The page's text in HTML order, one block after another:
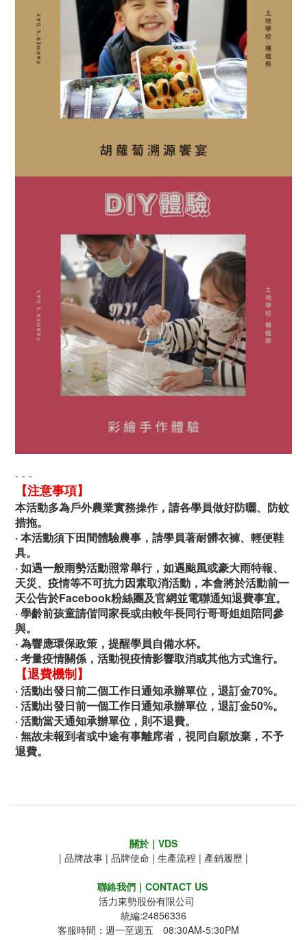
- - -
【注意事項】
本活動多為戶外農業實務操作，請各學員做好防曬、防蚊
措拖。
· 本活動須下田間體驗農事，請學員著耐髒衣褲、輕便鞋
具。
· 如遇一般雨勢活動照常舉行，如遇颱風或豪大雨特報、
天災、疫情等不可抗力因素取消活動，本會將於活動前一
天公告於Facebook粉絲團及官網並電聯通知退費事宜。
· 學齡前孩童請偕同家長或由較年長同行哥哥姐姐陪同參
與。
· 為響應環保政策，提醒學員自備水杯。
· 考量疫情關係，活動視疫情影響取消或其他方式進行。
【退費機制】
·活動出發日前二個工作日通知承辦單位，退訂金70%。
·活動出發日前一個工作日通知承辦單位，退訂金50%。
·活動當天通知承辦單位，則不退費。
·無故未報到者或中途有事離席者，視同自願放棄，不予
退費。
關於｜VDS
| 品牌故事 | 品牌使命 | 生產流程 | 產銷履歷 |
聯絡我們｜CONTACT US
活力東勢股份有限公司
統編:24856336
客服時間：週一至週五 08:30AM-5:30PM